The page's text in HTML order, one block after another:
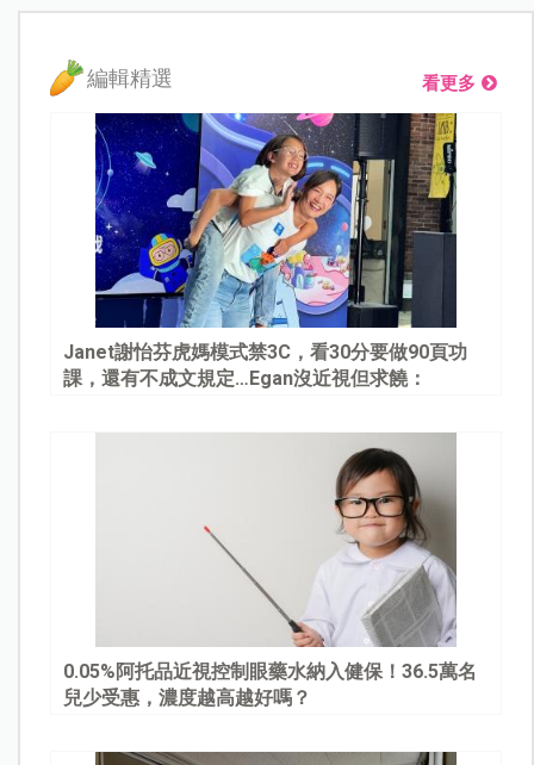
編輯精選 看更多
Janet謝怡芬虎媽模式禁3C，看30分要做90頁功
課，還有不成文規定…Egan沒近視但求饒：
0.05%阿托品近視控制眼藥水納入健保！36.5萬名
兒少受惠，濃度越高越好嗎？